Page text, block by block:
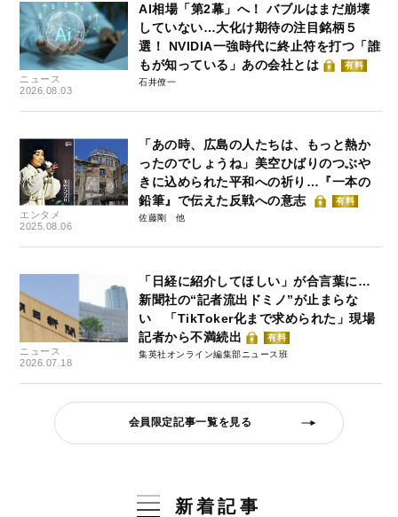
ニュース
2026.08.03
AI相場「第2幕」へ！ バブルはまだ崩壊
していない…大化け期待の注目銘柄５
選！ NVIDIA一強時代に終止符を打つ「誰
もが知っている」あの会社とは
有料
石井僚一
エンタメ
2025.08.06
「あの時、広島の人たちは、もっと熱か
ったのでしょうね」美空ひばりのつぶや
きに込められた平和への祈り…『一本の
鉛筆』で伝えた反戦への意志
有料
佐藤剛
ニュース
2026.07.18
「日経に紹介してほしい」が合言葉に…
新聞社の“記者流出ドミノ”が止まらな
い 「TikToker化まで求められた」現場
記者から不満続出
有料
集英社オンライン編集部ニュース班
会員限定記事一覧を見る
新着記事